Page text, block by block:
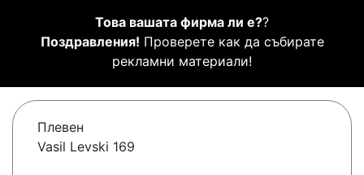
Това вашата фирма ли е??
Поздравления! Проверете как да събирате
рекламни материали!
Плевен
Vasil Levski 169